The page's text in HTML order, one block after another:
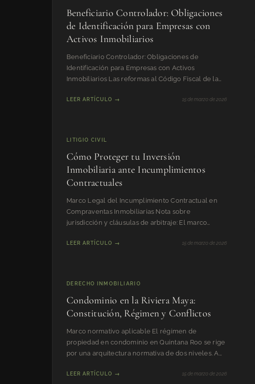
Beneficiario Controlador: Obligaciones
de Identificación para Empresas con
Activos Inmobiliarios
Beneficiario Controlador: Obligaciones de
Identificación para Empresas con Activos
Inmobiliarios Las reformas al Código Fiscal de la
LEER ARTÍCULO → 15 de marzo de 2026
LITIGIO CIVIL
Cómo Proteger tu Inversión
Inmobiliaria ante Incumplimientos
Contractuales
Marco Legal del Incumplimiento Contractual en
Compraventas Inmobiliarias Nota sobre
jurisdicción y cláusulas de arbitraje: El marco
LEER ARTÍCULO → 15 de marzo de 2026
DERECHO INMOBILIARIO
Condominio en la Riviera Maya:
Constitución, Régimen y Conflictos
Marco normativo aplicable El régimen de
propiedad en condominio en Quintana Roo se rige
por una arquitectura normativa de dos niveles. A
LEER ARTÍCULO → 15 de marzo de 2026